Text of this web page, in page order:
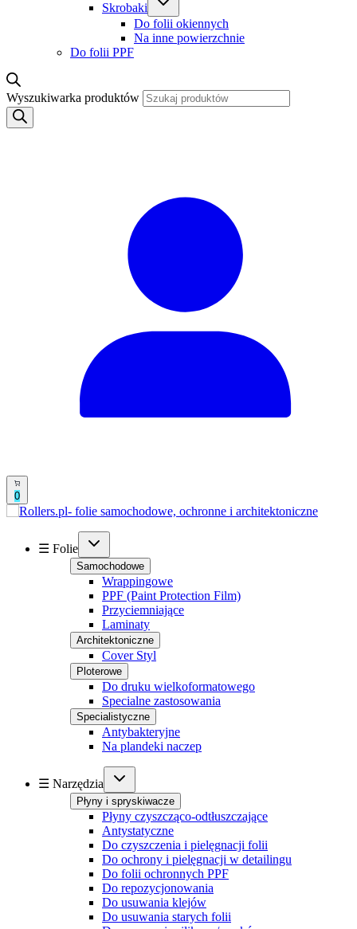
Skrobaki
Do folii okiennych
Na inne powierzchnie
Do folii PPF
Wyszukiwarka produktów
0
☰ Folie
Samochodowe
Wrappingowe
PPF (Paint Protection Film)
Przyciemniające
Laminaty
Architektoniczne
Cover Styl
Ploterowe
Do druku wielkoformatowego
Specialne zastosowania
Specialistyczne
Antybakteryjne
Na plandeki naczep
☰ Narzędzia
Płyny i spryskiwacze
Płyny czyszcząco-odtłuszczające
Antystatyczne
Do czyszczenia i pielęgnacji folii
Do ochrony i pielęgnacji w detailingu
Do folii ochronnych PPF
Do repozycjonowania
Do usuwania klejów
Do usuwania starych folii